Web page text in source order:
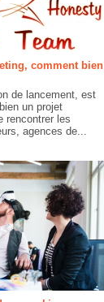
comment bien
de lancement, est
un projet
rencontrer les
agences de...